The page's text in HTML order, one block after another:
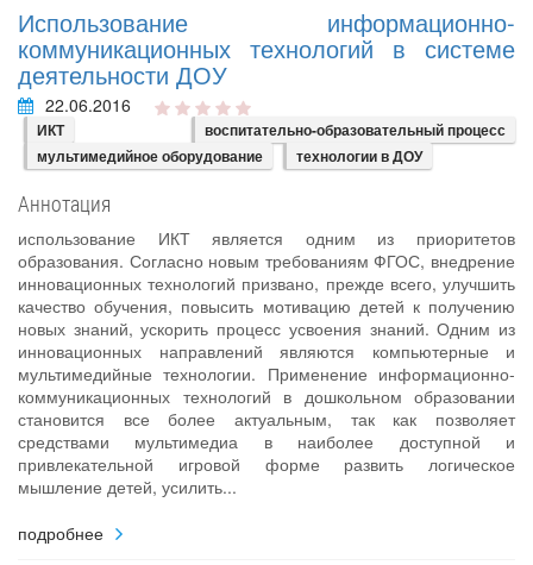
Использование информационно-
коммуникационных технологий в системе
деятельности ДОУ
22.06.2016
ИКТ
воспитательно-образовательный процесс
мультимедийное оборудование
технологии в ДОУ
Аннотация
использование ИКТ является одним из приоритетов
образования. Согласно новым требованиям ФГОС, внедрение
инновационных технологий призвано, прежде всего, улучшить
качество обучения, повысить мотивацию детей к получению
новых знаний, ускорить процесс усвоения знаний. Одним из
инновационных направлений являются компьютерные и
мультимедийные технологии. Применение информационно-
коммуникационных технологий в дошкольном образовании
становится все более актуальным, так как позволяет
средствами мультимедиа в наиболее доступной и
привлекательной игровой форме развить логическое
мышление детей, усилить...
подробнее